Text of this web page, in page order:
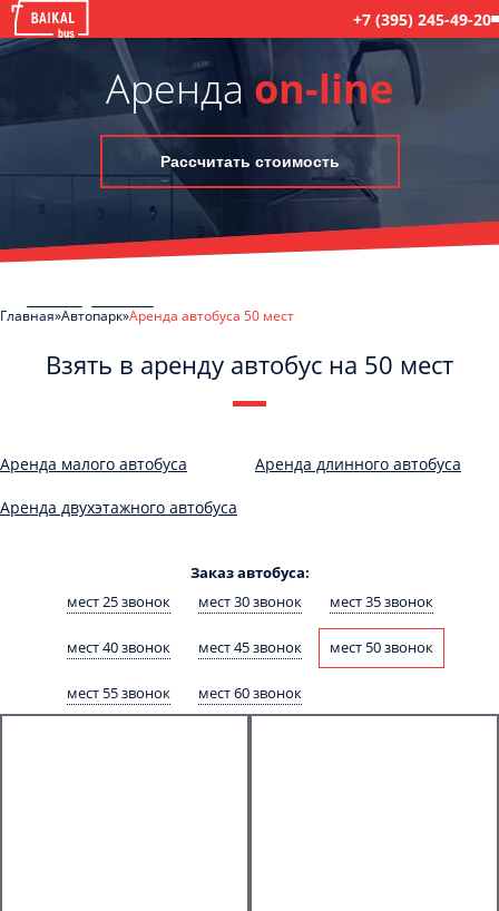
+7 (395) 245-49-20
Аренда on-line
Рассчитать стоимость
Главная Автопарк Аренда автобуса 50 мест
Взять в аренду автобус на 50 мест
Аренда малого автобуса Аренда длинного автобуса
Аренда двухэтажного автобуса
Заказ автобуса:
мест 25 звонок
мест 30 звонок мест 35 звонок
мест 40 звонок мест 45 звонок мест 50 звонок
мест 55 звонок мест 60 звонок
обработку моих Персональных данных